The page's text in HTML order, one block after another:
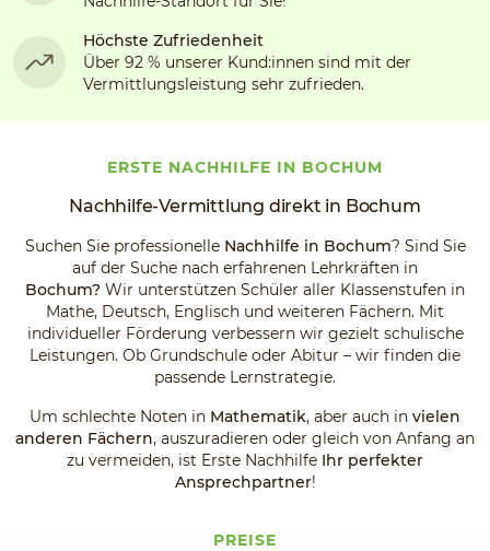
Höchste Zufriedenheit
Über 92 % unserer Kund:innen sind mit der
Vermittlungsleistung sehr zufrieden.
ERSTE NACHHILFE IN BOCHUM
Nachhilfe-Vermittlung direkt in Bochum
Suchen Sie professionelle Nachhilfe in Bochum? Sind Sie
auf der Suche nach erfahrenen Lehrkräften in
Bochum? Wir unterstützen Schüler aller Klassenstufen in
Mathe, Deutsch, Englisch und weiteren Fächern. Mit
individueller Förderung verbessern wir gezielt schulische
Leistungen. Ob Grundschule oder Abitur – wir finden die
passende Lernstrategie.
Um schlechte Noten in Mathematik, aber auch in vielen
anderen Fächern, auszuradieren oder gleich von Anfang an
zu vermeiden, ist Erste Nachhilfe Ihr perfekter
Ansprechpartner!
PREISE